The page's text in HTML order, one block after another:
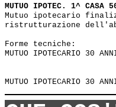
MUTUO IPOTEC. 1^ CASA
Mutuo ipotecario
ristrutturazione
Forme tecniche:
MUTUO IPOTECARIO 30